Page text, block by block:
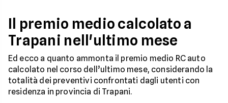
Il premio medio calcolato a
Trapani nell'ultimo mese
Ed ecco a quanto ammonta il premio medio RC auto
calcolato nel corso dell’ultimo mese, considerando la
totalità dei preventivi confrontati dagli utenti con
residenza in provincia di Trapani.